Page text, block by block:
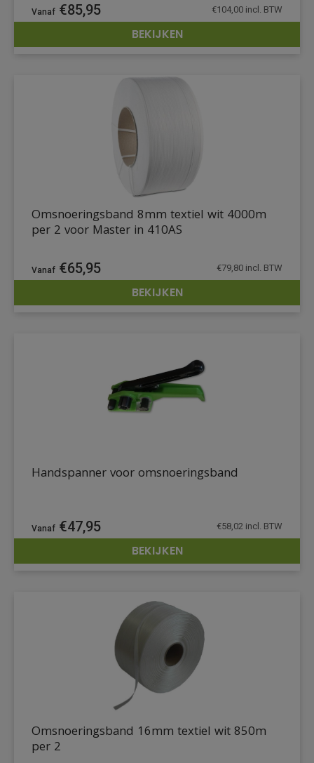
DETAILS
€85,95 €104,00 incl. BTW
BEKIJKEN
DETAILS
Omsnoeringsband 8mm textiel wit 4000m
per 2 voor Master in 410AS
€65,95 €79,80 incl. BTW
BEKIJKEN
DETAILS
Handspanner voor omsnoeringsband
€47,95 €58,02 incl. BTW
BEKIJKEN
Omsnoeringsband 16mm textiel wit 850m
per 2